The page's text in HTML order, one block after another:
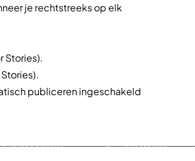
je rechtstreeks op elk
Stories).
publiceren ingeschakeld